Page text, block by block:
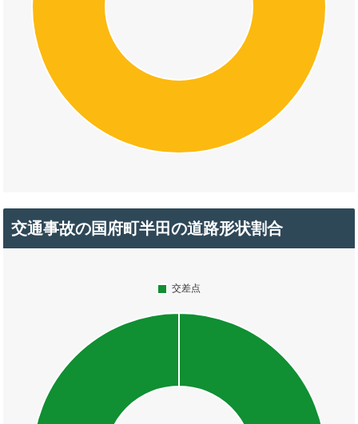
交通事故の国府町半田の道路形状割合